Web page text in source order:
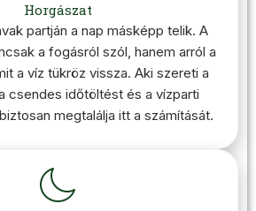
Horgászat
partján a nap másképp telik. A
a fogásról szól, hanem arról a
a víz tükröz vissza. Aki szereti a
csendes időtöltést és a vízparti
megtalálja itt a számítását.